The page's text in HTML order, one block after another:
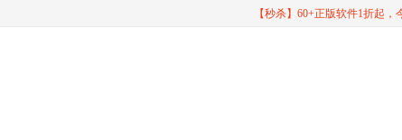
【秒杀】60+正版软件1折起，